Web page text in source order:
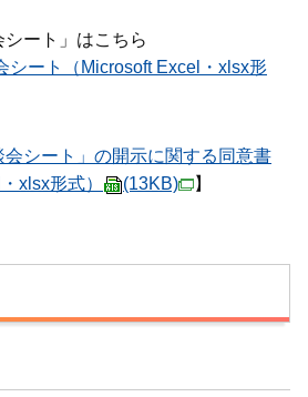
シート」はこちら
シート（Microsoft Excel・xlsx形
会シート」の開示に関する同意書
xlsx形式）
(13KB) 】